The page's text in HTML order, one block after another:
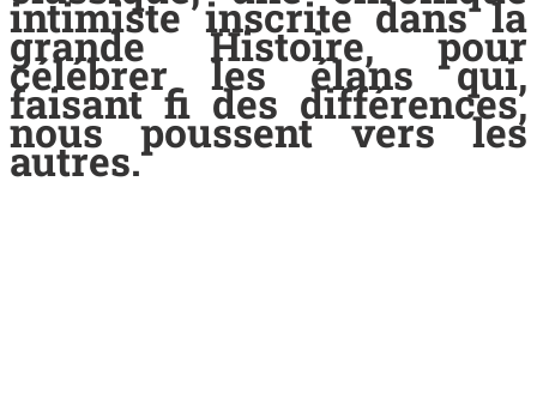
intimiste inscrite dans la
grande Histoire, pour
célébrer les élans qui,
faisant fi des différences,
nous poussent vers les
autres.